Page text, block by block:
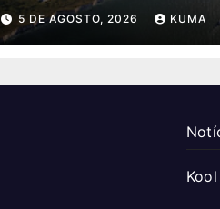
5 DE AGOSTO, 2026 KUMA